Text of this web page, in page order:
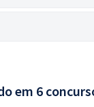
em 6